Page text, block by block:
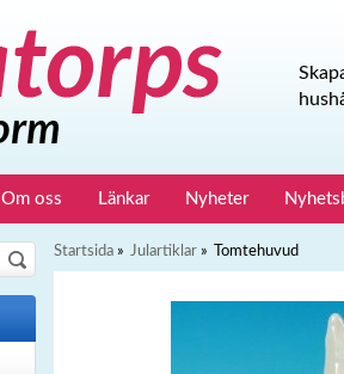
Om oss Länkar Nyheter
Startsida » Julartiklar » Tomtehuvud